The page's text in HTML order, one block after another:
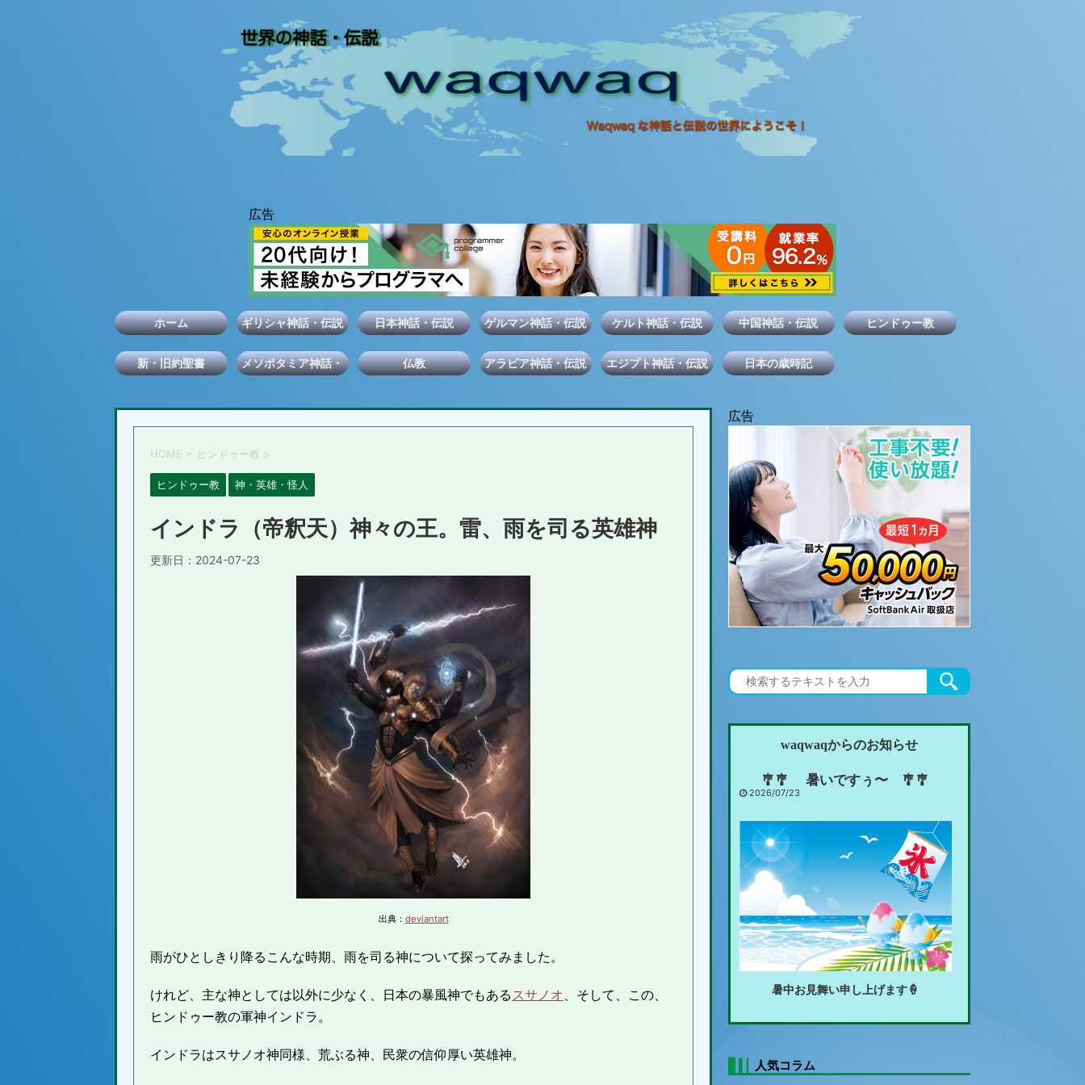
ホーム ギリシャ神話・伝説 日本神話・伝説 ゲルマン神話・伝説 ケルト神話・伝説 中国神話・伝説 ヒンドゥー教
新・旧約聖書
メソポタミア神話・
仏教 アラビア神話・伝説 エジプト神話・伝説 日本の歳時記
HOME > ヒンドゥー教 >
ヒンドゥー教 神・英雄・怪人
インドラ（帝釈天）神々の王。雷、雨を司る英雄神
更新日： 2024-07-23
出典： deviantart
雨がひとしきり降るこんな時期、雨を司る神について探ってみました。
けれど、主な神としては以外に少なく、日本の暴風神でもあるスサノオ 、そして、この、
ヒンドゥー教の軍神インドラ。
インドラはスサノオ神同様、荒ぶる神、民衆の信仰厚い英雄神。
waqwaqからのお知らせ
🎐🎐 暑いですぅ〜 🎐🎐
2026/07/23
暑中お見舞い申し上げます🍦
人気コラム